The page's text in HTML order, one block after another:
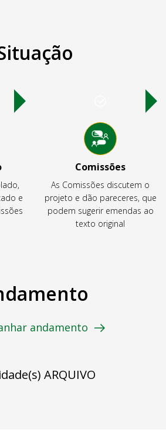
e
Comissões
As Comissões discutem o
projeto e dão pareceres, que
podem sugerir emendas ao
texto original
andamento
ARQUIVO